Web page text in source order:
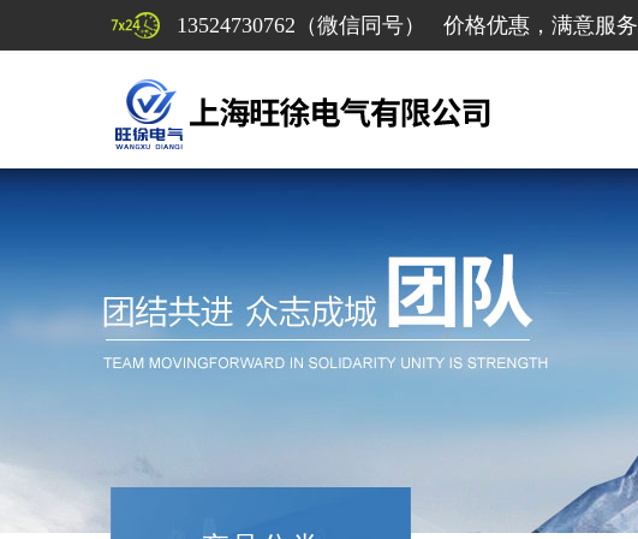
13524730762（微信同号） 价格优惠，满意服务